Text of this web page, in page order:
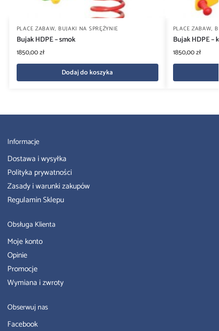
PLACE ZABAW, BUJAKI NA SPRĘŻYNIE
Bujak HDPE – smok
1850,00zł
Dodaj do koszyka
PLACE ZABAW,
Bujak HDPE –
1850,00zł
Informacje
Dostawa i wysyłka
Polityka prywatności
Zasady i warunki zakupów
Regulamin Sklepu
Obsługa Klienta
Moje konto
Opinie
Promocje
Wymiana i zwroty
Obserwuj nas
Facebook